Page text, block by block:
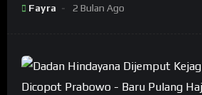
Fayra 2 Bulan Ago